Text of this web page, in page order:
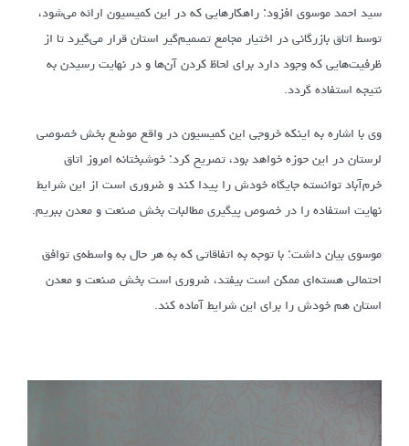
سید احمد موسوی افزود: راهکارهایی که در این کمیسیون ارائه می‌شود،
توسط اتاق بازرگانی در اختیار مجامع تصمیم‌گیر استان قرار می‌گیرد تا از
ظرفیت‌هایی که وجود دارد برای لحاظ کردن آن‌ها و در نهایت رسیدن به
نتیجه استفاده گردد.
وی با اشاره به اینکه خروجی این کمیسیون در واقع موضع بخش خصوصی
لرستان در این حوزه خواهد بود، تصریح کرد: خوشبختانه امروز اتاق
خرم‌آباد توانسته جایگاه خودش را پیدا کند و ضروری است از این شرایط
نهایت استفاده را در خصوص پیگیری مطالبات بخش صنعت و معدن ببریم.
موسوی بیان داشت: با توجه به اتفاقاتی که به هر حال به واسطه‌ی توافق
احتمالی هسته‌ای ممکن است بیفتد، ضروری است بخش صنعت و معدن
استان هم خودش را برای این شرایط آماده کند.